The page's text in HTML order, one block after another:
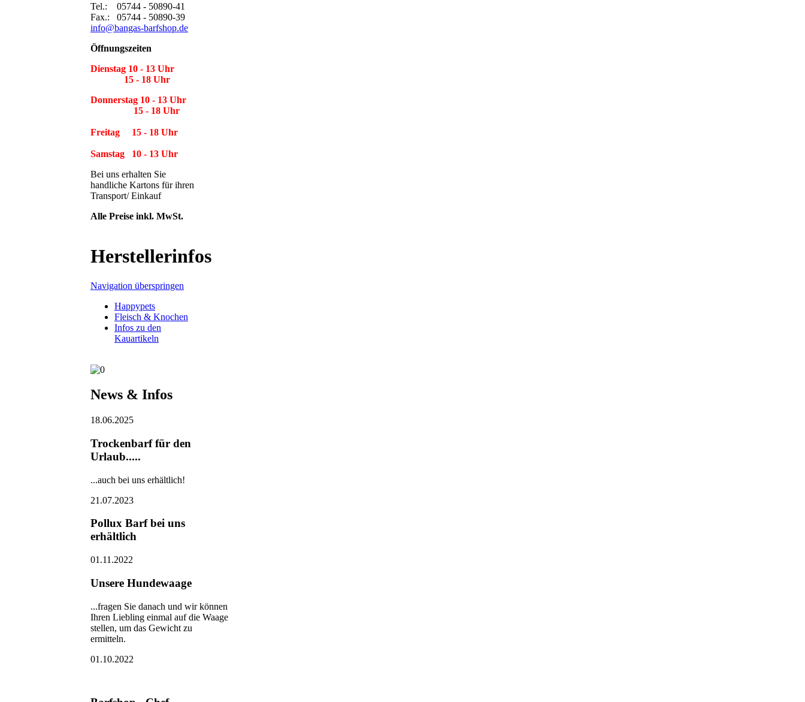
Tel.: 05744 - 50890-41
Fax.: 05744 - 50890-39
info@bangas-barfshop.de
Öffnungszeiten
Dienstag 10 - 13 Uhr
15 - 18 Uhr
Donnerstag 10 - 13 Uhr
15 - 18 Uhr
Freitag 15 - 18 Uhr
Samstag 10 - 13 Uhr
Bei uns erhalten Sie
handliche Kartons für ihren
Transport/ Einkauf
Alle Preise inkl. MwSt.
Herstellerinfos
Navigation überspringen
Happypets
Fleisch & Knochen
Infos zu den
Kauartikeln
News & Infos
18.06.2025
Trockenbarf für den
Urlaub.....
...auch bei uns erhältlich!
21.07.2023
Pollux Barf bei uns
erhältlich
01.11.2022
Unsere Hundewaage
...fragen Sie danach und wir können
Ihren Liebling einmal auf die Waage
stellen, um das Gewicht zu
ermitteln.
01.10.2022